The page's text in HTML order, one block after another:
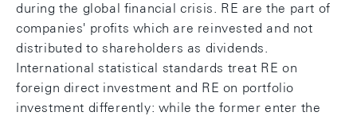
during the global ﬁnancial crisis. RE are the part of
companies' proﬁts which are reinvested and not
distributed to shareholders as dividends.
International statistical standards treat RE on
foreign direct investment and RE on portfolio
investment diﬀerently: while the former enter the